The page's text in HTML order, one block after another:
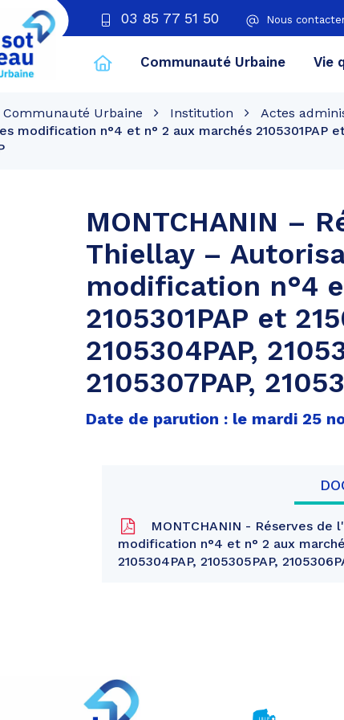
03 85 77 51 50 Nous
Communauté Urbaine Vie
Communauté Urbaine Institution Actes
modification n°4 et n° 2 aux marchés 2105301PAP et
MONTCHANIN –
Thiellay –
modification n°4
2105301PAP et
2105304PAP,
2105307PAP,
Date de parution : le mardi 25
MONTCHANIN - Réserves
modification n°4 et n° 2 aux
2105304PAP, 2105305PAP,
Partager